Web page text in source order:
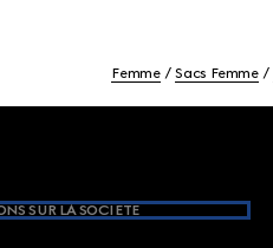
Femme Sacs Femme
SUR LA SOCIETE